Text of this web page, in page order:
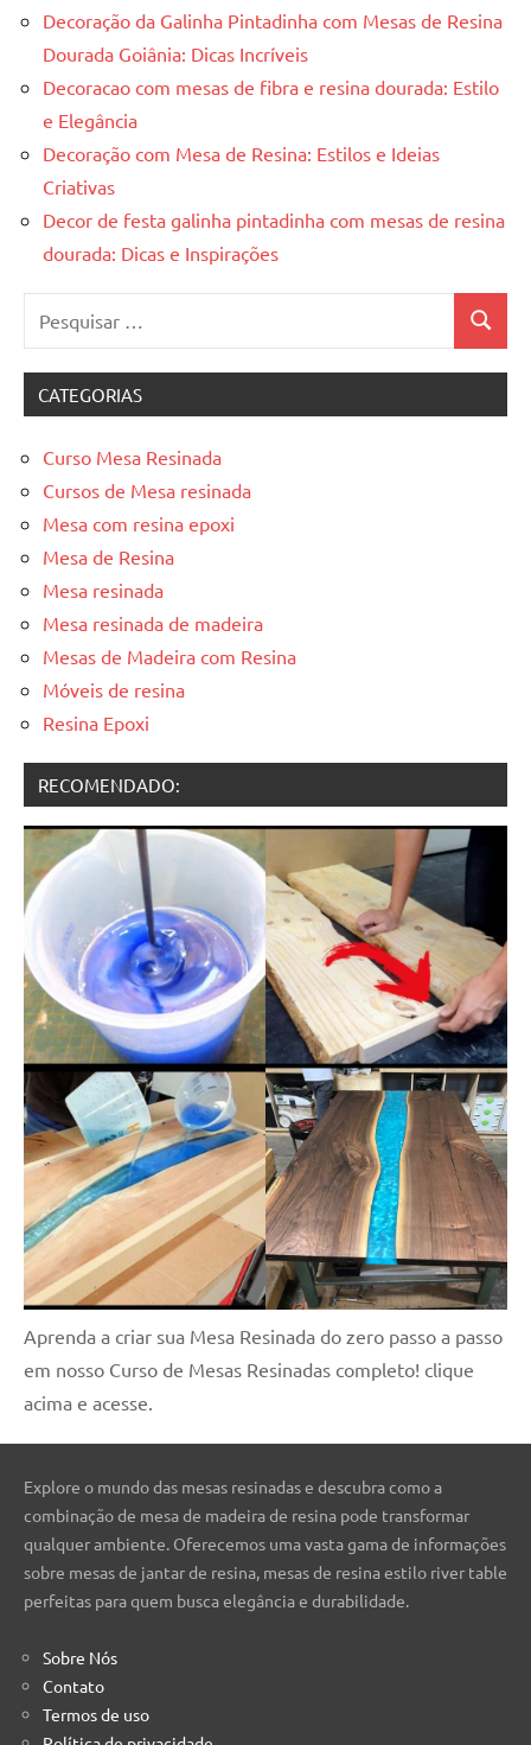
Decoração da Galinha Pintadinha com Mesas de Resina
Dourada Goiânia: Dicas Incríveis
Decoracao com mesas de fibra e resina dourada: Estilo
e Elegância
Decoração com Mesa de Resina: Estilos e Ideias
Criativas
Decor de festa galinha pintadinha com mesas de resina
dourada: Dicas e Inspirações
CATEGORIAS
Curso Mesa Resinada
Cursos de Mesa resinada
Mesa com resina epoxi
Mesa de Resina
Mesa resinada
Mesa resinada de madeira
Mesas de Madeira com Resina
Móveis de resina
Resina Epoxi
RECOMENDADO:
Aprenda a criar sua Mesa Resinada do zero passo a passo
em nosso Curso de Mesas Resinadas completo! clique
acima e acesse.
Explore o mundo das mesas resinadas e descubra como a
combinação de mesa de madeira de resina pode transformar
qualquer ambiente. Oferecemos uma vasta gama de informações
sobre mesas de jantar de resina, mesas de resina estilo river table
perfeitas para quem busca elegância e durabilidade.
Sobre Nós
Contato
Termos de uso